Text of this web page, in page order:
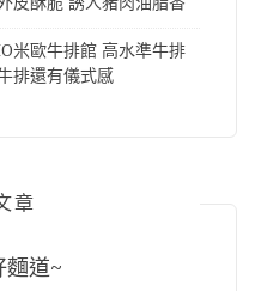
米歐牛排館 高水準牛排
排還有儀式感
章
麵道~